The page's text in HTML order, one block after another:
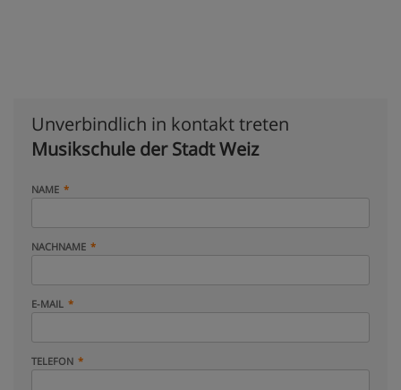
Unverbindlich in kontakt treten
Musikschule der Stadt Weiz
NAME
NACHNAME
E-MAIL
TELEFON